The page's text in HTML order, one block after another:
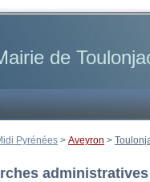
de
Pyrénées > Aveyron >
administratives